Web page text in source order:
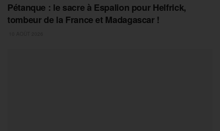
Pétanque : le sacre à Espalion pour Helfrick,
tombeur de la France et Madagascar !